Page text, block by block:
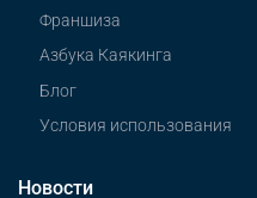
Франшиза
Азбука Каякинга
Блог
Условия использования
Новости